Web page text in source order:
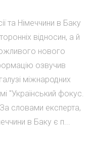
та Німеччини в Баку
відносин, а й
нового
озвучив
міжнародних
"Український фокус.
словами експерта,
в Баку є п...